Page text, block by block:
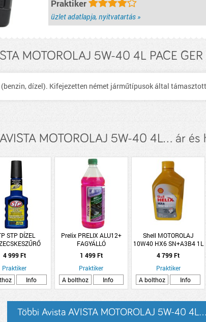
Praktiker
üzlet adatlapja, nyitvatartás »
MOTOROLAJ 5W-40 4L PACE
dízel). Kifejezetten német járműtípusok által
MOTOROLAJ 5W-40 4L... ár
STP DÍZEL
TISZTÍTÓ
4 999 Ft
Praktiker
Info
Prelix PRELIX ALU12+
FAGYÁLLÓ
HŰTŐFOLYADÉK KÉSZRE
KEVERT -35 °C [1 KG]
1 499 Ft
Praktiker
A bolthoz
Info
Shell MOTOROLAJ
10W40 HX6 SN+A3B4 1L
4 799 Ft
Praktiker
A bolthoz
Info
Többi Avista AVISTA MOTOROLAJ 5W-40